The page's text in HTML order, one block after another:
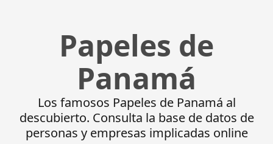
Papeles de
Panamá
Los famosos Papeles de Panamá al
descubierto. Consulta la base de datos de
personas y empresas implicadas online